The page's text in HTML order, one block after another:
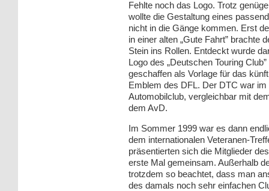
Fehlte noch das Logo. Trotz
wollte die Gestaltung eines
nicht in die Gänge kommen. Erst
in einer alten „Gute Fahrt” brachte
Stein ins Rollen. Entdeckt wurde
Logo des „Deutschen Touring
geschaffen als Vorlage für das
Emblem des DFL. Der DTC war im
Automobilclub, vergleichbar mit
dem AvD.
Im Sommer 1999 war es dann
dem internationalen Veteranen-
präsentierten sich die Mitglieder
erste Mal gemeinsam. Außerhalb
trotzdem so beachtet, dass man
des damals noch sehr einfachen